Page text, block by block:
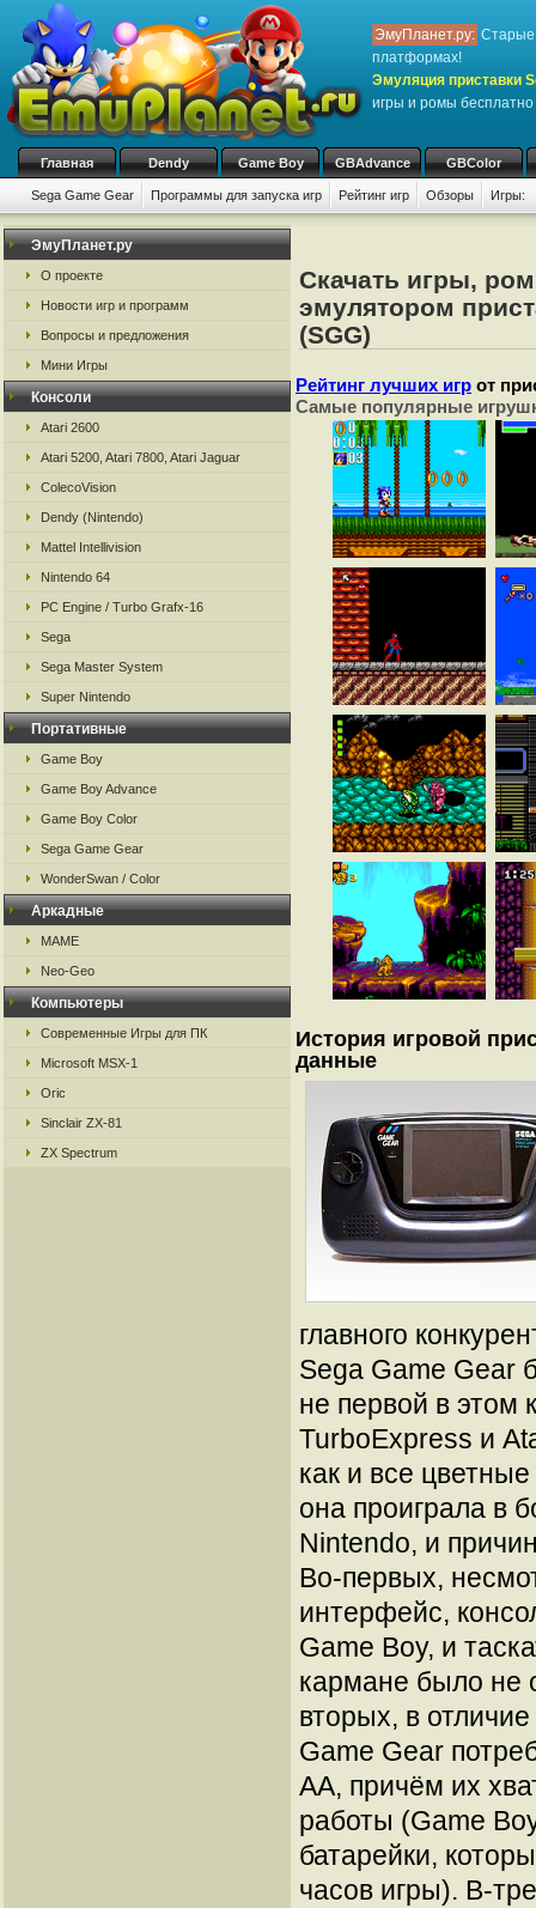
ЭмуПланет.ру: Старые
платформах!
Эмуляция приставки
игры и ромы бесплатно
Главная Dendy Game Boy GBAdvance GBColor
Sega Game Gear Программы для запуска игр Рейтинг игр Обзоры Игры:
ЭмуПланет.ру
О проекте
Новости игр и программ
Вопросы и предложения
Мини Игры
Консоли
Atari 2600
Atari 5200, Atari 7800, Atari Jaguar
ColecoVision
Dendy (Nintendo)
Mattel Intellivision
Nintendo 64
PC Engine / Turbo Grafx-16
Sega
Sega Master System
Super Nintendo
Портативные
Game Boy
Game Boy Advance
Game Boy Color
Sega Game Gear
WonderSwan / Color
Аркадные
MAME
Neo-Geo
Компьютеры
Современные Игры для ПК
Microsoft MSX-1
Oric
Sinclair ZX-81
ZX Spectrum
Скачать игры,
эмулятором
(SGG)
Рейтинг лучших игр от
Самые популярные
История игровой
данные
главного
Sega Game Gear
не первой в этом
TurboExpress и
как и все
она проиграла в
Nintendo, и
Во-первых,
интерфейс,
Game Boy, и
кармане было не
вторых, в
Game Gear
AA, причём их
работы (Game
батарейки,
часов игры). В-